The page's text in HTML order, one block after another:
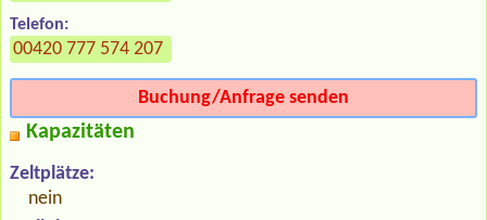
Telefon:
00420 777 574 207
Buchung/Anfrage senden
Kapazitäten
Zeltplätze:
nein